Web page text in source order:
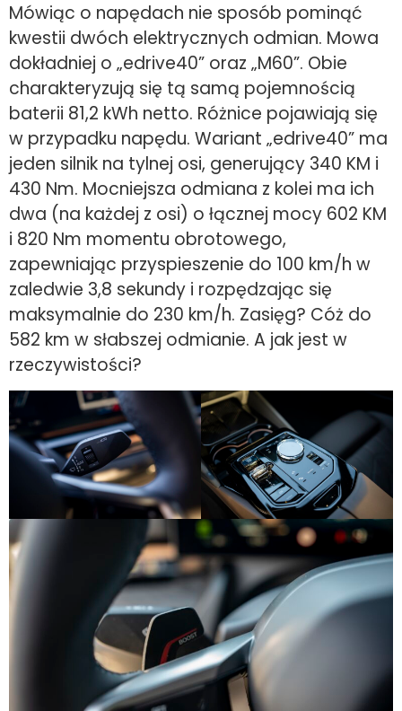
Mówiąc o napędach nie sposób pominąć
kwestii dwóch elektrycznych odmian. Mowa
dokładniej o „edrive40” oraz „M60”. Obie
charakteryzują się tą samą pojemnością
baterii 81,2 kWh netto. Różnice pojawiają się
w przypadku napędu. Wariant „edrive40” ma
jeden silnik na tylnej osi, generujący 340 KM i
430 Nm. Mocniejsza odmiana z kolei ma ich
dwa (na każdej z osi) o łącznej mocy 602 KM
i 820 Nm momentu obrotowego,
zapewniając przyspieszenie do 100 km/h w
zaledwie 3,8 sekundy i rozpędzając się
maksymalnie do 230 km/h. Zasięg? Cóż do
582 km w słabszej odmianie. A jak jest w
rzeczywistości?